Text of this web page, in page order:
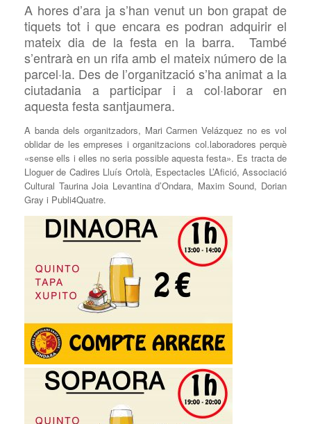
A hores d’ara ja s’han venut un bon grapat de
tiquets tot i que encara es podran adquirir el
mateix dia de la festa en la barra. També
s’entrarà en un rifa amb el mateix número de la
parcel·la. Des de l’organització s’ha animat a la
ciutadania a participar i a col·laborar en
aquesta festa santjaumera.
A banda dels organitzadors, Mari Carmen Velázquez no es vol
oblidar de les empreses i organitzacions col.laboradores perquè
«sense ells i elles no seria possible aquesta festa». Es tracta de
Lloguer de Cadires Lluís Ortolà, Espectacles L’Afició, Associació
Cultural Taurina Joia Levantina d’Ondara, Maxim Sound, Dorian
Gray i Publi4Quatre.